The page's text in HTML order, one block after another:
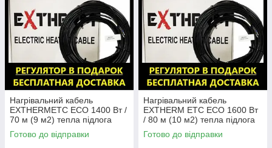
Нагрівальний кабель
EXTHERMЕТС ЕСО 1400 Вт /
70 м (9 м2) тепла підлога
електрична Екстерм, Екстерм
Готово до відправки
Нагрівальний кабель
EXTHERM ЕТС ЕСО 1600 Вт
/ 80 м (10 м2) тепла підлога
електрична Екстерм, Екстерм
Готово до відправки